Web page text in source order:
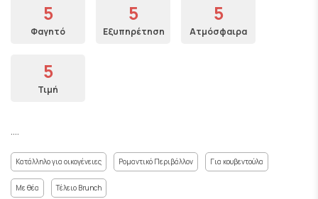
5
Φαγητό
5
Εξυπηρέτηση
5
Ατμόσφαιρα
5
Τιμή
....
Κατάλληλο για οικογένειες Ρομαντικό Περιβάλλον Για κουβεντούλα
Με θέα Τέλειο Brunch